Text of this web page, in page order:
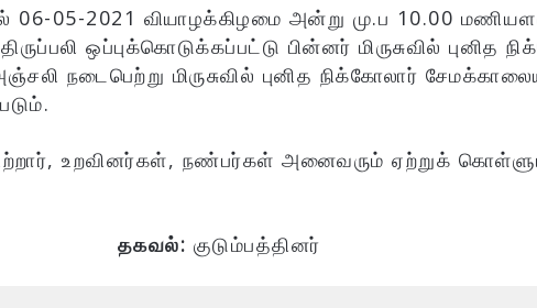
06-05-2021 வியாழக்கிழமை அன்று மு.ப 10.00
ஒப்புக்கொடுக்கப்பட்டு பின்னர் மிருசுவில் புனித
நடைபெற்று மிருசுவில் புனித நிக்கோலார்
உறவினர்கள், நண்பர்கள் அனைவரும் ஏற்றுக்
தகவல்: குடும்பத்தினர்